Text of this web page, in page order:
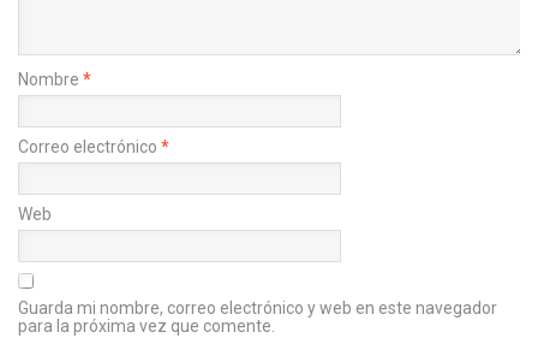
Nombre *
Correo electrónico *
Web
Guarda mi nombre, correo electrónico y web en este navegador
para la próxima vez que comente.